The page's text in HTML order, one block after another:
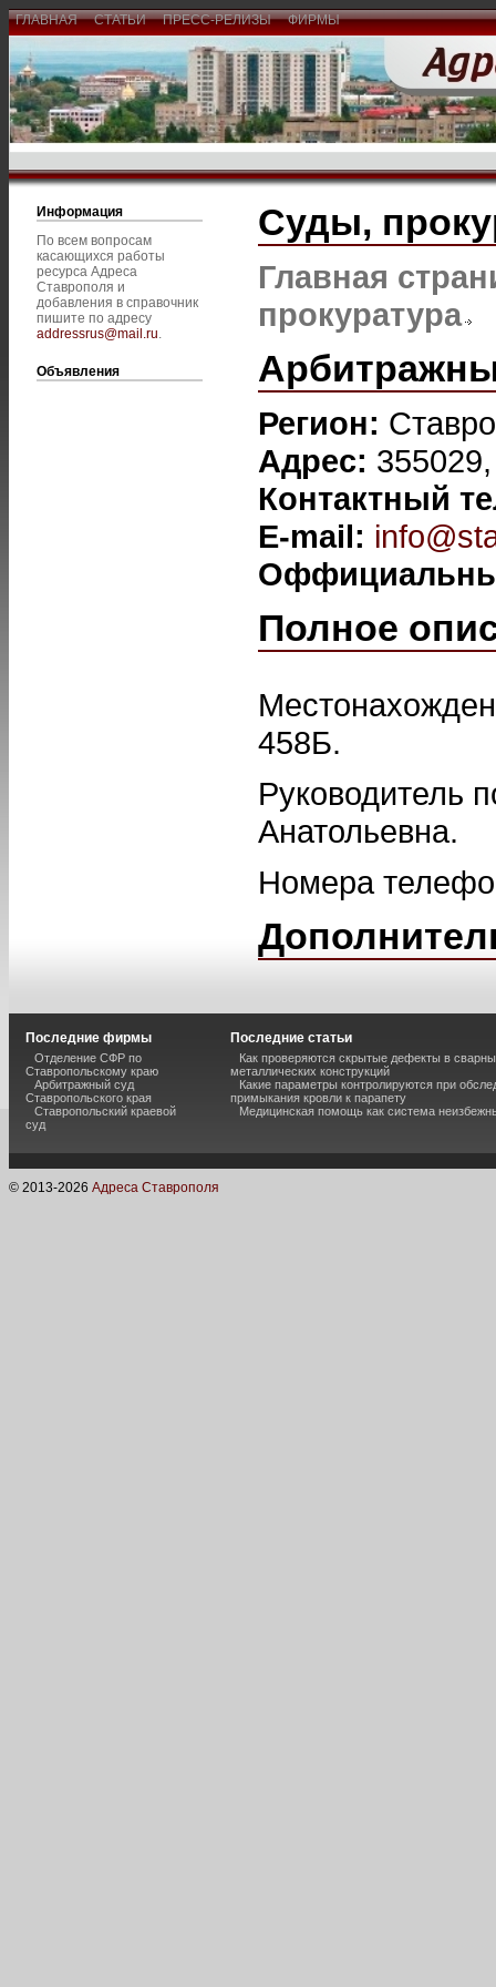
ГЛАВНАЯ СТАТЬИ ПРЕСС-РЕЛИЗЫ ФИРМЫ
Информация
По всем вопросам
касающихся работы
ресурса Адреса
Ставрополя и
добавления в справочник
пишите по адресу
addressrus@mail.ru.
Объявления
Суды,
Главная
прокуратура
Регион:
Адрес:
Контактный
E-mail:
Полное
458Б.
Руководитель
Анатольевна.
Номера
Последние фирмы
Отделение СФР по
Ставропольскому краю
Арбитражный суд
Ставропольского края
Ставропольский краевой
суд
Последние статьи
Как проверяются скрытые дефекты в
металлических конструкций
Какие параметры контролируются при
примыкания кровли к парапету
Медицинская помощь как система
© 2013-2026 Адреса Ставрополя